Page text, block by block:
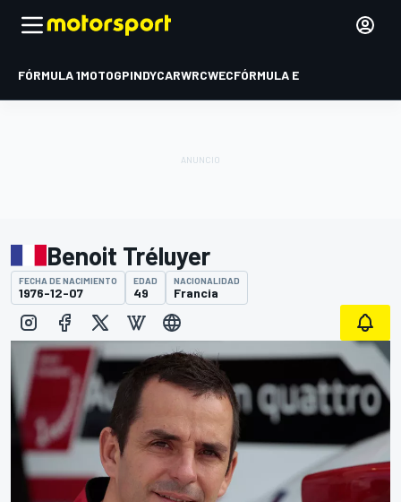
FÓRMULA 1MOTOGPINDYCARWRCWECFÓRMULA E
Benoit Tréluyer
FECHA DE NACIMIENTO
1976-12-07
EDAD
49
NACIONALIDAD
Francia